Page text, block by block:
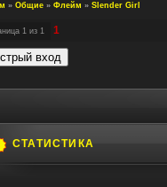
» Общие » Флейм » Slender Girl
1 из 1
1
СТАТИСТИКА